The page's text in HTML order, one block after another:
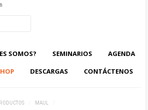
SOMOS? SEMINARIOS
AGENDA
DESCARGAS CONTÁCTENOS
MAUL